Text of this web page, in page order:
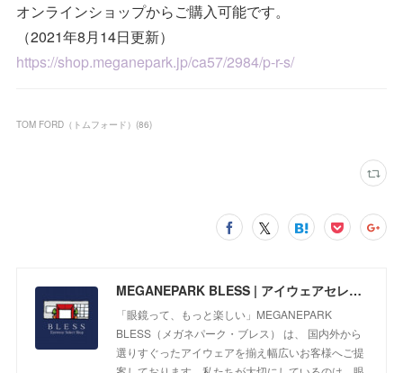
オンラインショップからご購入可能です。
（2021年8月14日更新）
https://shop.meganepark.jp/ca57/2984/p-r-s/
TOM FORD（トムフォード） (86)
MEGANEPARK BLESS | アイウェアセレクトショップ
「眼鏡って、もっと楽しい」MEGANEPARK
BLESS（メガネパーク・ブレス） は、 国内外から
選りすぐったアイウェアを揃え幅広いお客様へご提